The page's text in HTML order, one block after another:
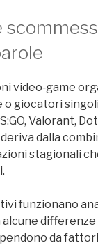
video‑game
o giocatori
Valorant,
dalla
stagionali
funzionano
differenze
da